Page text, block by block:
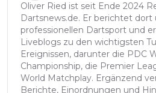
Oliver Ried ist seit Ende 2024
Dartsnews.de. Er berichtet dort
professionellen Dartsport und
Liveblogs zu den wichtigsten
Ereignissen, darunter die PDC
Championship, die Premier
World Matchplay. Ergänzend
Berichte, Einordnungen und